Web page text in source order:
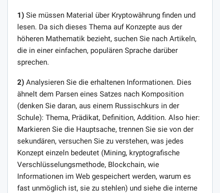
1) Sie müssen Material über Kryptowährung finden und
lesen. Da sich dieses Thema auf Konzepte aus der
höheren Mathematik bezieht, suchen Sie nach Artikeln,
die in einer einfachen, populären Sprache darüber
sprechen.
2) Analysieren Sie die erhaltenen Informationen. Dies
ähnelt dem Parsen eines Satzes nach Komposition
(denken Sie daran, aus einem Russischkurs in der
Schule): Thema, Prädikat, Definition, Addition. Also hier:
Markieren Sie die Hauptsache, trennen Sie sie von der
sekundären, versuchen Sie zu verstehen, was jedes
Konzept einzeln bedeutet (Mining, kryptografische
Verschlüsselungsmethode, Blockchain, wie
Informationen im Web gespeichert werden, warum es
fast unmöglich ist, sie zu stehlen) und siehe die interne